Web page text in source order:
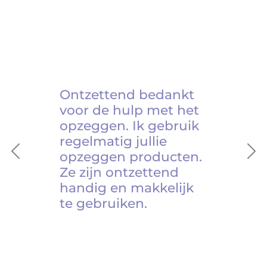
Previous
Ontzettend bedankt
voor de hulp met het
opzeggen. Ik gebruik
regelmatig jullie
opzeggen producten.
Ze zijn ontzettend
handig en makkelijk
te gebruiken.